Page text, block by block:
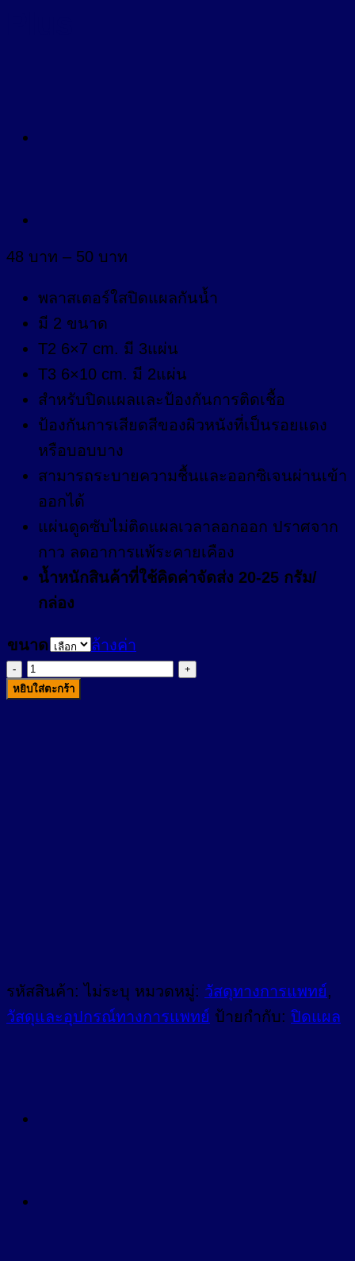
48 บาท – 50 บาท
48 บาท
50 บาท
พลาสเตอร์ใสปิดแผลกันน้ำ
มี 2 ขนาด
T2 6×7 cm. มี 3แผ่น
T3 6×10 cm. มี 2แผ่น
สำหรับปิดแผลและป้องกันการติดเชื้อ
ป้องกันการเสียดสีของผิวหนังที่เป็นรอยแดง
หรือบอบบาง
สามารถระบายความชื้นและออกซิเจนผ่านเข้า
ออกได้
แผ่นดูดซับไม่ติดแผลเวลาลอกออก ปราศจาก
กาว ลดอาการแพ้ระคายเคือง
น้ำหนักสินค้าที่ใช้คิดค่าจัดส่ง 20-25 กรัม/
กล่อง
ขนาด
ล้างค่า
จำนวน
พลาส
หยิบใส่ตะกร้า
รหัสสินค้า:ไม่ระบุ หมวดหมู่: วัสดุทางการแพทย์,
วัสดุและอุปกรณ์ทางการแพทย์ ป้ายกำกับ: ปิดแผล